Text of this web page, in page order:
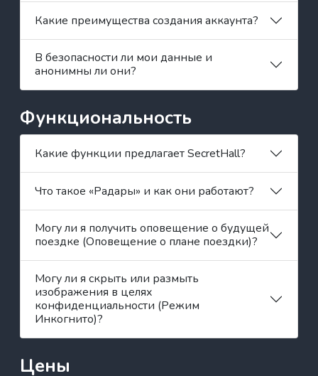
Какие преимущества создания аккаунта?
В безопасности ли мои данные и
анонимны ли они?
Функциональность
Какие функции предлагает SecretHall?
Что такое «Радары» и как они работают?
Могу ли я получить оповещение о будущей
поездке (Оповещение о плане поездки)?
Могу ли я скрыть или размыть
изображения в целях
конфиденциальности (Режим
Инкогнито)?
Цены